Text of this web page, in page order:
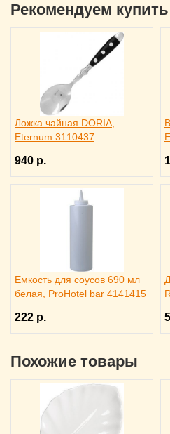
Рекомендуем купить
Ложка чайная DORIA,
Eternum 3110437
940 р.
Емкость для соусов 690 мл
белая, ProHotel bar 4141415
222 р.
Похожие товары